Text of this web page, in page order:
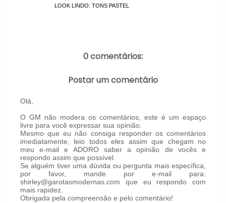
LOOK LINDO: TONS PASTEL
0 comentários:
Postar um comentário
Olá,
O GM não modera os comentários, este é um espaço
livre para você expressar sua opinião.
Mesmo que eu não consiga responder os comentários
imediatamente, leio todos eles assim que chegam no
meu e-mail e ADORO saber a opinião de vocês e
respondo assim que possível.
Se alguém tiver uma dúvida ou pergunta mais específica,
por favor, mande por e-mail para:
shirley@garotasmodernas.com que eu respondo com
mais rapidez.
Obrigada pela compreensão e pelo comentário!